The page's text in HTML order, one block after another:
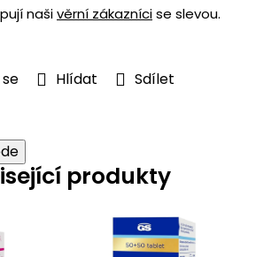
Hlídat Sdílet
našivěrní zákaznícise slevou.
produkty